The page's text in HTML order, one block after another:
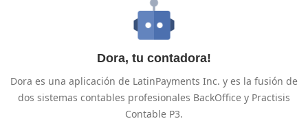
Dora, tu contadora!
Dora es una aplicación de LatinPayments Inc. y es la fusión de
dos sistemas contables profesionales BackOffice y Practisis
Contable P3.